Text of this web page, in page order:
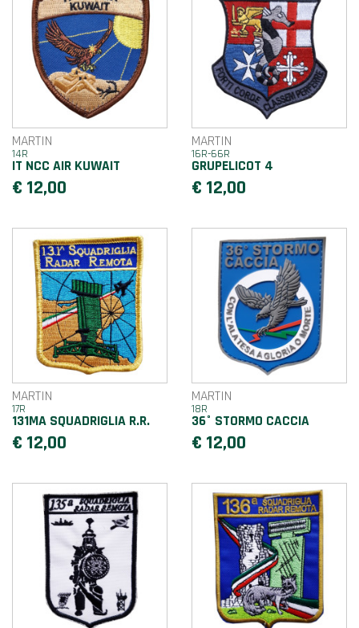
MARTIN
14R
IT NCC AIR KUWAIT
€ 12,00
MARTIN
16R-66R
GRUPELICOT 4
€ 12,00
MARTIN
17R
131MA SQUADRIGLIA R.R.
€ 12,00
MARTIN
18R
36° STORMO CACCIA
€ 12,00